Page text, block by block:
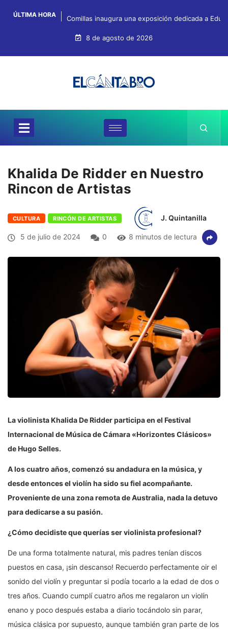
ÚLTIMA HORA Comillas inaugura una exposición dedicada a
8 de agosto de 2026
Khalida De Ridder en Nuestro
Rincon de Artistas
CULTURA RINCÓN DE ARTISTAS J. Quintanilla
5 de julio de 2024 0 8 minutos de lectura
La violinista Khalida De Ridder participa en el Festival
Internacional de Música de Cámara «Horizontes Clásicos»
de Hugo Selles.
A los cuatro años, comenzó su andadura en la música, y
desde entonces el violín ha sido su fiel acompañante.
Proveniente de una zona remota de Australia, nada la detuvo
para dedicarse a su pasión.
¿Cómo decidiste que querías ser violinista profesional?
De una forma totalmente natural, mis padres tenían discos
puestos en casa, ¡sin descanso! Recuerdo perfectamente oir el
sonido del violín y preguntar si podía tocarlo a la edad de dos o
tres años. Cuando cumplí cuatro años me regalaron un violín
enano y poco después estaba a diario tocándolo sin parar,
música clásica por supuesto, aunque también gran parte de los